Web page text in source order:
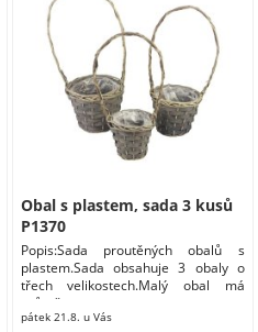
Obal s plastem, sada 3 kusů
P1370
Popis:Sada proutěných obalů s
plastem.Sada obsahuje 3 obaly o
třech velikostech.Malý obal má
průměr
pátek 21.8. u Vás